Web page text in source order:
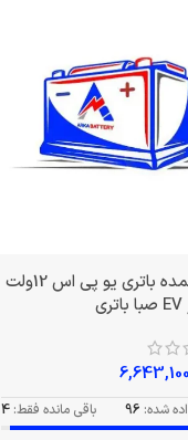
خرید عمده باتری یو پی اس 12ولت
شده: 96 باقی مانده فقط: 4